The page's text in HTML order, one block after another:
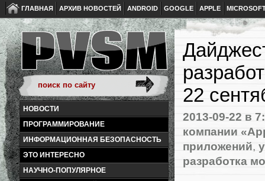
ГЛАВНАЯ АРХИВ НОВОСТЕЙ ANDROID GOOGLE APPLE
НОВОСТИ
ПРОГРАММИРОВАНИЕ
ИНФОРМАЦИОННАЯ БЕЗОПАСНОСТЬ
ЭТО ИНТЕРЕСНО
НАУЧНО-ПОПУЛЯРНОЕ
22
2013-09-22 в
компании
приложений,
разработка